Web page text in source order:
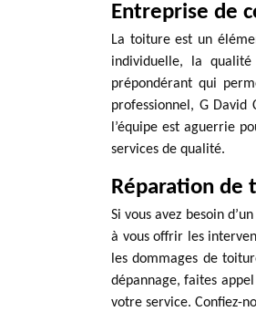
Entreprise de
La toiture est un
individuelle, la
prépondérant qui
professionnel, G
l’équipe est aguerrie
services de qualité.
Réparation de
Si vous avez besoin
à vous offrir les
les dommages de
dépannage, faites
votre service. Confiez-